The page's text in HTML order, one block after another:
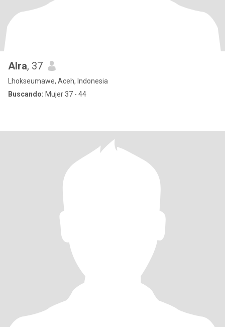
Alra, 37
Lhokseumawe, Aceh, Indonesia
Buscando: Mujer 37 - 44